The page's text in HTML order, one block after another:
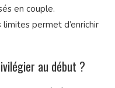
en couple.
permet d’enrichir
au début ?